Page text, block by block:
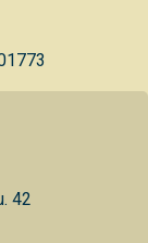
42